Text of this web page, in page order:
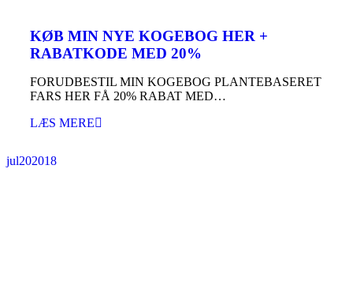
KØB MIN NYE KOGEBOG HER +
RABATKODE MED 20%
FORUDBESTIL MIN KOGEBOG PLANTEBASERET
FARS HER FÅ 20% RABAT MED…
LÆS MERE
jul202018